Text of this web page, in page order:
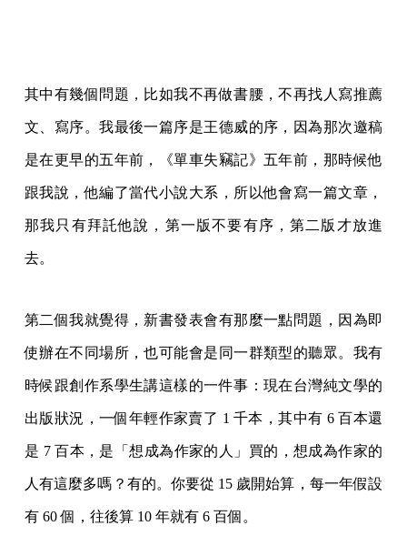
那我只有拜託他說，第一版不要有序，第二版才放進
去。
第二個我就覺得，新書發表會有那麼一點問題，因為即
使辦在不同場所，也可能會是同一群類型的聽眾。我有
時候跟創作系學生講這樣的一件事：現在台灣純文學的
是 7 百本，是「想成為作家的人」買的，想成為作家的
人有這麼多嗎？有的。你要從 15 歲開始算，每一年假設
有 60 個，往後算 10 年就有 6 百個。
這是一個很罕見的產業狀態，比如說你去看電影，不會
都是想成為電影導演的人去看電影對吧？這可能是文學
出版的特殊狀況，如果我的觀察正確的話。